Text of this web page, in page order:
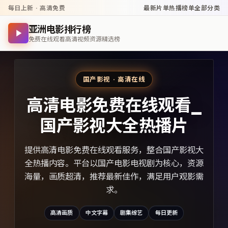
每日上新 · 高清免费 最新片单热播榜单全部分类
亚洲电影排行榜
免费在线观看高清视频资源精选榜
国产影视 · 高清在线
高清电影免费在线观看_
国产影视大全热播片
提供高清电影免费在线观看服务，整合国产影视大
全热播内容。平台以国产电影电视剧为核心，资源
海量，画质超清，推荐最新佳作，满足用户观影需
求。
高清画质 中文字幕 剧集综艺 每日更新